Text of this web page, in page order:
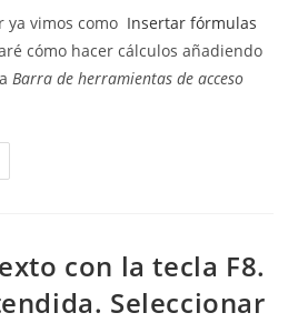
ya vimos como Insertar fórmulas
cómo hacer cálculos añadiendo
Barra de herramientas de acceso
con la tecla F8.
Seleccionar